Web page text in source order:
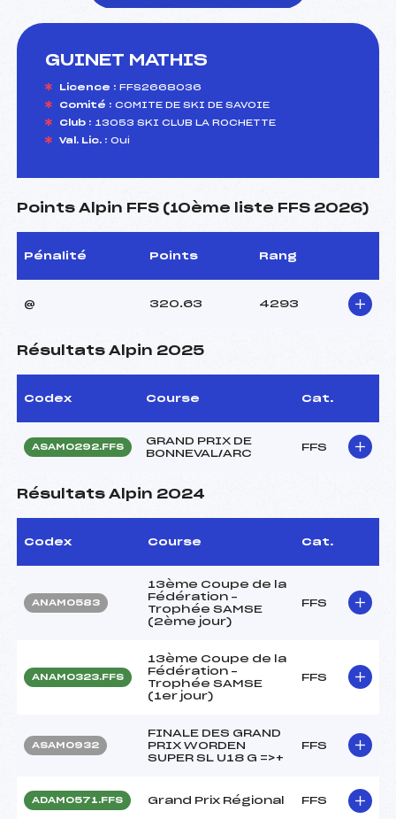
GUINET MATHIS
Licence : FFS2668036
Comité : COMITE DE SKI DE SAVOIE
Club : 13053 SKI CLUB LA ROCHETTE
Val. Lic. : Oui
Points Alpin FFS (10ème liste FFS 2026)
Pénalité Points Rang
@ 320.63 4293
Résultats Alpin 2025
Codex Course Cat.
ASAM0292.FFS
GRAND PRIX DE
BONNEVAL/ARC
FFS
Résultats Alpin 2024
Codex Course Cat.
ANAM0583
13ème Coupe de la
Fédération –
Trophée SAMSE
(2ème jour)
FFS
ANAM0323.FFS
13ème Coupe de la
Fédération –
Trophée SAMSE
(1er jour)
FFS
ASAM0932
FINALE DES GRAND
PRIX WORDEN
SUPER SL U18 G =>+
FFS
ADAM0571.FFS Grand Prix Régional FFS